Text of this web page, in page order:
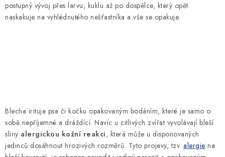
KRÁLÍCI/HLODAVCI/PTÁCI
postupný vývoj přes larvu, kuklu až po dospělce, který opět
naskakuje na vyhlédnutého nešťastníka a vše se opakuje.
Blecha irituje psa či kočku opakovaným bodáním, které je samo o
sobě nepříjemné a dráždící. Navíc u citlivých zvířat vyvolávají bleší
sliny alergickou kožní reakci, která může u disponovaných
jedinců dosáhnout hrozivých rozměrů. Tyto projevy, tzv. alergie na